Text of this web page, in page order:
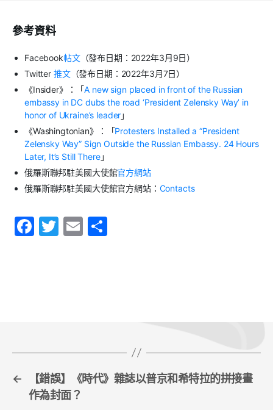
參考資料
Facebook帖文（發布日期：2022年3月9日）
Twitter 推文（發布日期：2022年3月7日）
《Insider》：「A new sign placed in front of the Russian
embassy in DC dubs the road ‘President Zelensky Way’ in
honor of Ukraine’s leader」
《Washingtonian》：「Protesters Installed a “President
Zelensky Way” Sign Outside the Russian Embassy. 24 Hours
Later, It’s Still There」
俄羅斯聯邦駐美國大使館官方網站
俄羅斯聯邦駐美國大使館官方網站： Contacts
F
T
E
←
【錯誤】《時代》雜誌以普京和希特拉的拼接畫
作為封面？